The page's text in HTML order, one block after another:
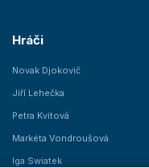
Hráči
Novak Djokovič
Jiří Lehečka
Petra Kvitová
Markéta Vondroušová
Iga Swiatek